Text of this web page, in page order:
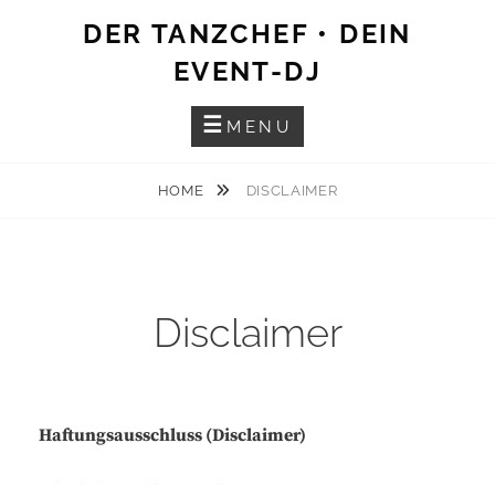
DER TANZCHEF • DEIN
EVENT-DJ
MENU
HOME DISCLAIMER
Disclaimer
Haftungsausschluss (Disclaimer)